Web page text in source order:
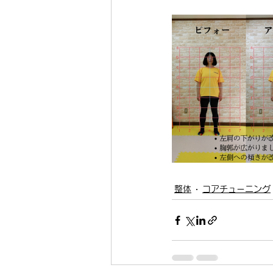
整体 コアチューニング